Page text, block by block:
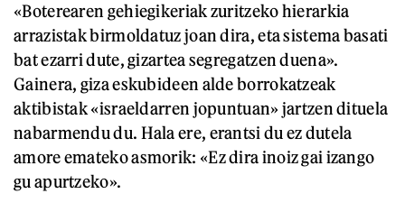
«Boterearen gehiegikeriak zuritzeko hierarkia
arrazistak birmoldatuz joan dira, eta sistema basati
bat ezarri dute, gizartea segregatzen duena».
Gainera, giza eskubideen alde borrokatzeak
aktibistak «israeldarren jopuntuan» jartzen dituela
nabarmendu du. Hala ere, erantsi du ez dutela
amore emateko asmorik: «Ez dira inoiz gai izango
gu apurtzeko».